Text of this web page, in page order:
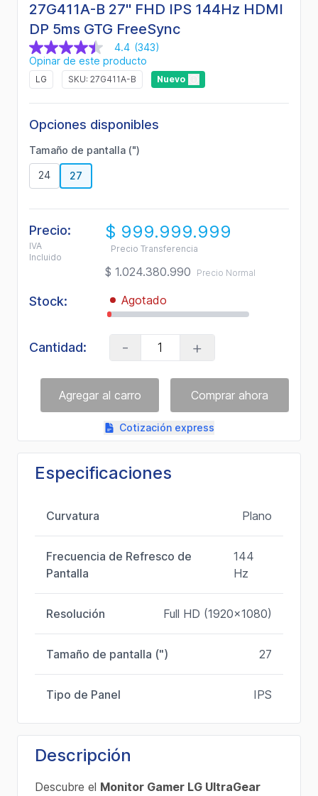
27G411A-B 27" FHD IPS 144Hz HDMI
DP 5ms GTG FreeSync
4.4
de
5
estrellas,
de
valoración.
Read
343
Reviews.
Enlace
en
misma
página.
4.4 (343)
Opinar de este producto
LG SKU: 27G411A-B Nuevo
Opciones disponibles
Tamaño de pantalla (")
24 27
Precio:
IVA
Incluido
$ 999.999.999
Precio Transferencia
$ 1.024.380.990 Precio Normal
Stock: Agotado
Cantidad: - +
Cotización express
Especificaciones
Curvatura Plano
Frecuencia de Refresco de
Pantalla
144
Hz
Resolución Full HD (1920x1080)
Tamaño de pantalla (") 27
Tipo de Panel IPS
Descripción
Descubre el Monitor Gamer LG UltraGear